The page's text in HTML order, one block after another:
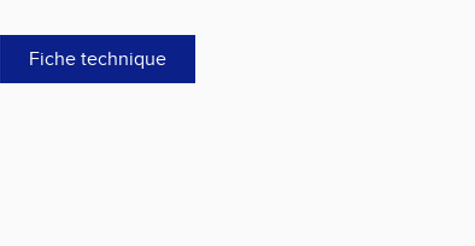
Fiche technique